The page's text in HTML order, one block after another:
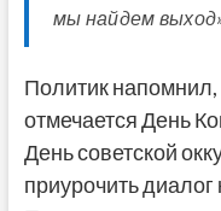
мы найдем
Политик напомнил,
отмечается День
День советской
приурочить